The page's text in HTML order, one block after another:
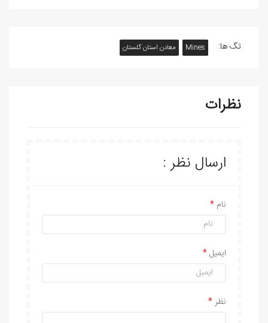
تگ ها: Mines معادن استان گلستان
نظرات
ارسال نظر :
نام
ایمیل
نظر